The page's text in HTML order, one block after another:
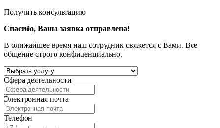
Получить консультацию
Спасибо, Ваша заявка отправлена!
В ближайшее время наш сотрудник свяжется с Вами. Все
общение строго конфиденциально.
Сфера деятельности
Электронная почта
Телефон